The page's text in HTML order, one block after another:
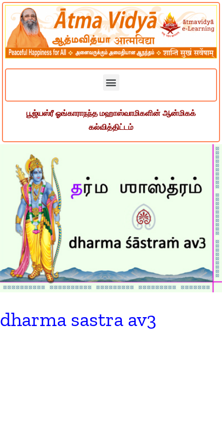
பூஜ்யஸ்ரீ ஓங்காராநந்த மஹாஸ்வாமிகளின் ஆன்மிகக்
கல்வித்திட்டம்
dharma sastra av3